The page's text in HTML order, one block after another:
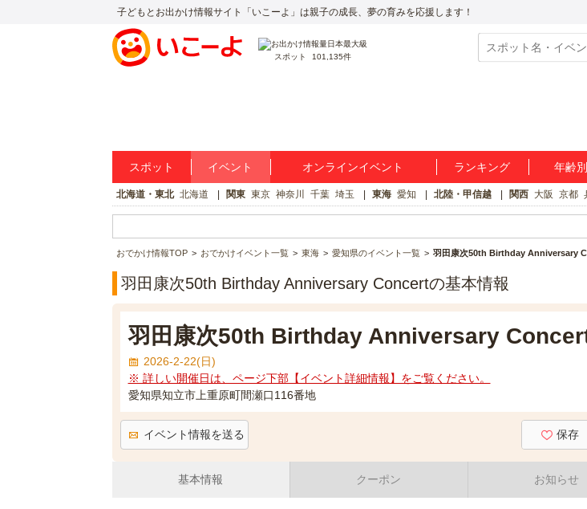
子どもとお出かけ情報サイト「いこーよ」は親子の成長、夢の育みを応援します！
スポット 101,135件
スポット イベント オンラインイベント ランキング 年齢
北海道・東北 北海道 関東 東京 神奈川 千葉 埼玉 東海 愛知 北陸・甲信越 関西 大阪 京都
おでかけ情報TOP おでかけイベント一覧 東海 愛知県のイベント一覧 羽田康次50th Birthday Anniversary
羽田康次50th Birthday Anniversary Concertの基本情報
羽田康次50th Birthday Anniversary
2026-2-22(日)
※ 詳しい開催日は、ページ下部【イベント詳細情報】をご覧ください。
愛知県知立市上重原町間瀬口116番地
イベント情報を送る 保存
基本情報 クーポン お知らせ